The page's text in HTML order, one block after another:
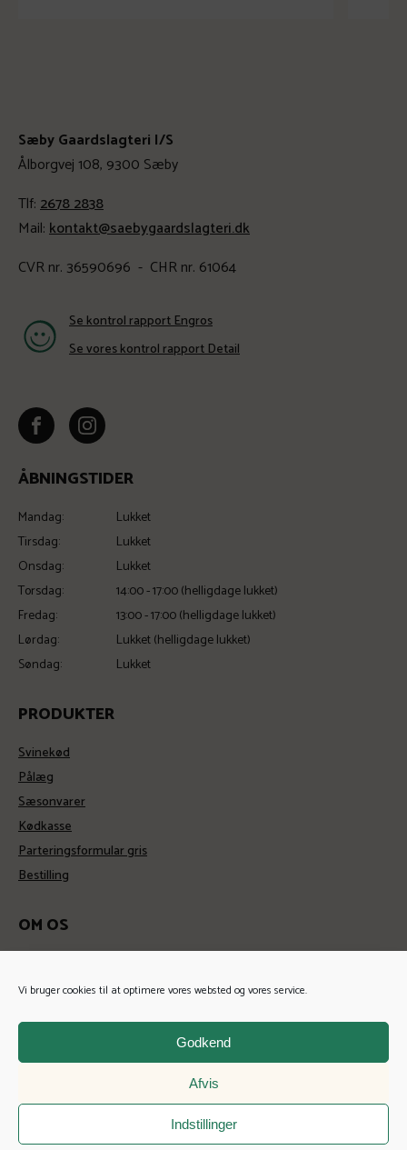
Vi bruger cookies til at optimere vores websted og vores service.
Godkend
Afvis
Indstillinger
Sæby Gaardslagteri I/S
Ålborgvej 108, 9300 Sæby
Tlf:2678 2838
Mail:kontakt@saebygaardslagteri.dk
CVR nr. 36590696 - CHR nr. 61064
Se kontrol rapport Engros
Se vores kontrol rapport Detail
ÅBNINGSTIDER
Mandag:
Lukket
Tirsdag:
Lukket
Onsdag:
Lukket
Torsdag:
14:00 - 17:00 (helligdage lukket)
Fredag:
13:00 - 17:00 (helligdage lukket)
Lørdag:
Lukket (helligdage lukket)
Søndag:
Lukket
PRODUKTER
Svinekød
Pålæg
Sæsonvarer
Kødkasse
Parteringsformular gris
Bestilling
OM OS
Historie
FOR VIRKSOMHEDER
Vi tilbyder unikke b2b aftaler, med fordele jo mere du/i køber for.